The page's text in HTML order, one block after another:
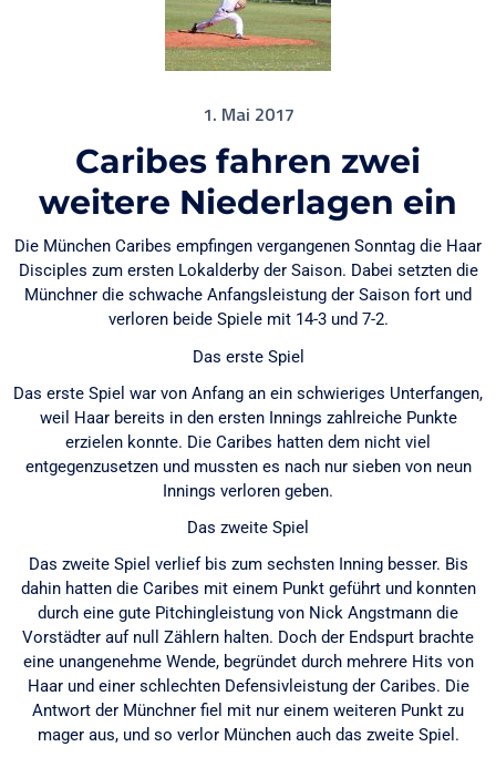
1. Mai 2017
Caribes fahren zwei
weitere Niederlagen ein
Die München Caribes empfingen vergangenen Sonntag die Haar
Disciples zum ersten Lokalderby der Saison. Dabei setzten die
Münchner die schwache Anfangsleistung der Saison fort und
verloren beide Spiele mit 14-3 und 7-2.
Das erste Spiel
Das erste Spiel war von Anfang an ein schwieriges Unterfangen,
weil Haar bereits in den ersten Innings zahlreiche Punkte
erzielen konnte. Die Caribes hatten dem nicht viel
entgegenzusetzen und mussten es nach nur sieben von neun
Innings verloren geben.
Das zweite Spiel
Das zweite Spiel verlief bis zum sechsten Inning besser. Bis
dahin hatten die Caribes mit einem Punkt geführt und konnten
durch eine gute Pitchingleistung von Nick Angstmann die
Vorstädter auf null Zählern halten. Doch der Endspurt brachte
eine unangenehme Wende, begründet durch mehrere Hits von
Haar und einer schlechten Defensivleistung der Caribes. Die
Antwort der Münchner fiel mit nur einem weiteren Punkt zu
mager aus, und so verlor München auch das zweite Spiel.